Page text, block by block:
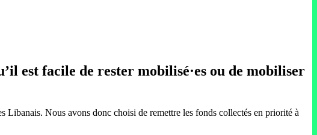
est facile de rester mobilisé·es ou de mobiliser
Libanais. Nous avons donc choisi de remettre les fonds collectés en priorité à